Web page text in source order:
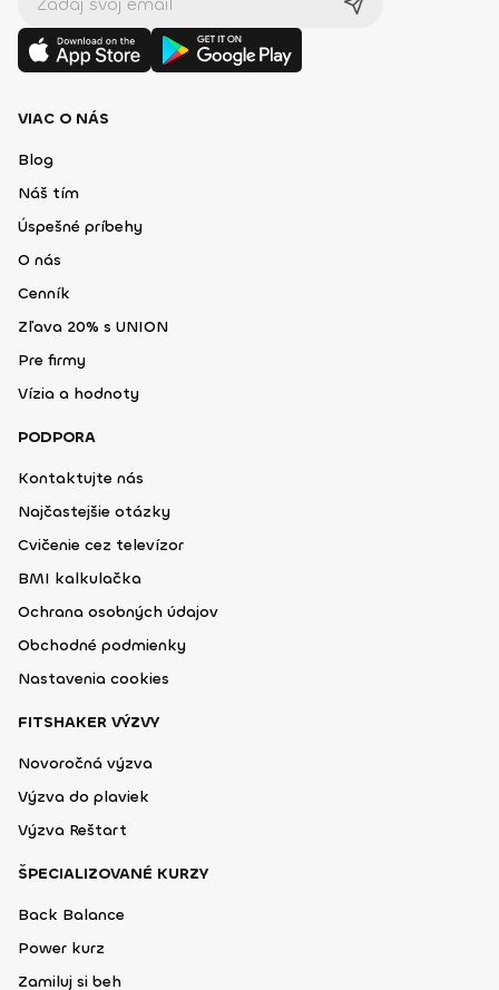
VIAC O NÁS
Blog
Náš tím
Úspešné príbehy
O nás
Cenník
Zľava 20% s UNION
Pre firmy
Vízia a hodnoty
PODPORA
Kontaktujte nás
Najčastejšie otázky
Cvičenie cez televízor
BMI kalkulačka
Ochrana osobných údajov
Obchodné podmienky
Nastavenia cookies
FITSHAKER VÝZVY
Novoročná výzva
Výzva do plaviek
Výzva Reštart
ŠPECIALIZOVANÉ KURZY
Back Balance
Power kurz
Zamiluj si beh